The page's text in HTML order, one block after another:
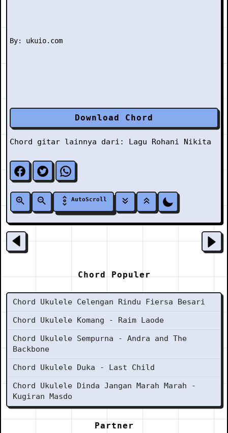
Download Chord
Chord gitar lainnya dari: Lagu Rohani Nikita
AutoScroll
Chord Populer
Chord Ukulele Celengan Rindu Fiersa Besari
Chord Ukulele Komang - Raim Laode
Chord Ukulele Sempurna - Andra and The
Backbone
Chord Ukulele Duka - Last Child
Chord Ukulele Dinda Jangan Marah Marah -
Kugiran Masdo
Partner